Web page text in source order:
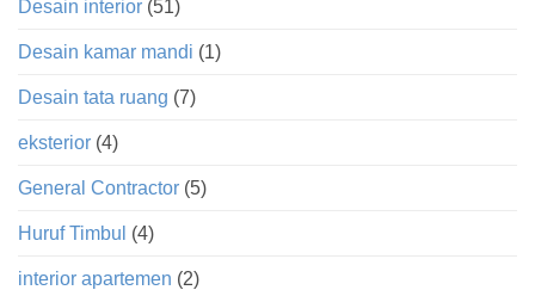
Desain interior (51)
Desain kamar mandi (1)
Desain tata ruang (7)
eksterior (4)
General Contractor (5)
Huruf Timbul (4)
interior apartemen (2)